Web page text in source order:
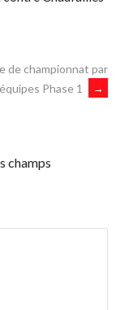
de championnat par
équipes Phase 1
→
champs